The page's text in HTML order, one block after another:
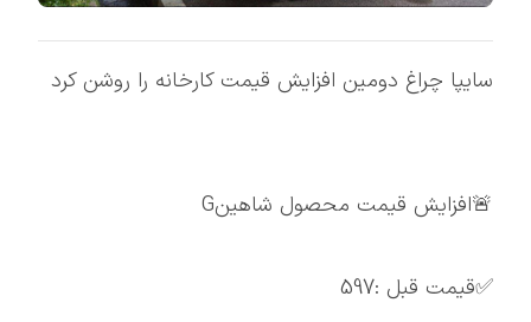
سایپا چراغ دومین افزایش قیمت کارخانه را روشن کرد
🚨افزایش قیمت محصول شاهینG
✅قیمت قبل :597